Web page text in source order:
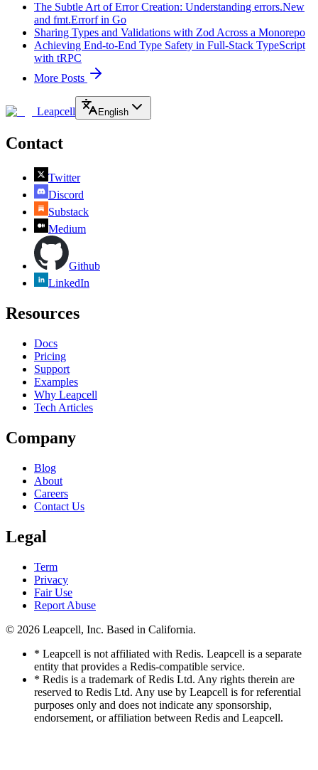
The Subtle Art of Error Creation: Understanding errors.New
and fmt.Errorf in Go
Sharing Types and Validations with Zod Across a Monorepo
Achieving End-to-End Type Safety in Full-Stack TypeScript
with tRPC
More Posts
Leapcell English
Contact
Twitter
Discord
Substack
Medium
Github
LinkedIn
Resources
Docs
Pricing
Support
Examples
Why Leapcell
Tech Articles
Company
Blog
About
Careers
Contact Us
Legal
Term
Privacy
Fair Use
Report Abuse
© 2026 Leapcell, Inc. Based in California.
* Leapcell is not affiliated with Redis. Leapcell is a separate
entity that provides a Redis-compatible service.
* Redis is a trademark of Redis Ltd. Any rights therein are
reserved to Redis Ltd. Any use by Leapcell is for referential
purposes only and does not indicate any sponsorship,
endorsement, or affiliation between Redis and Leapcell.